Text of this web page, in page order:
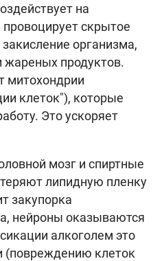
на
скрытое
организма,
жареных продуктов.
митохондрии
клеток"), которые
Это ускоряет
мозг и спиртные
липидную пленку
закупорка
нейроны оказываются
алкоголем это
(повреждению клеток